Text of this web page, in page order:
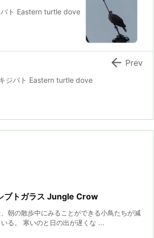
ト Eastern turtle dove
ジバト Eastern turtle dove
 Prev
ブトガラス Jungle Crow
朝の散歩中にみることができる小鳥たちが減
いる。 寒いのと日の出が遅くな ...